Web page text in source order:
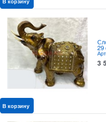
29
3
В корзину